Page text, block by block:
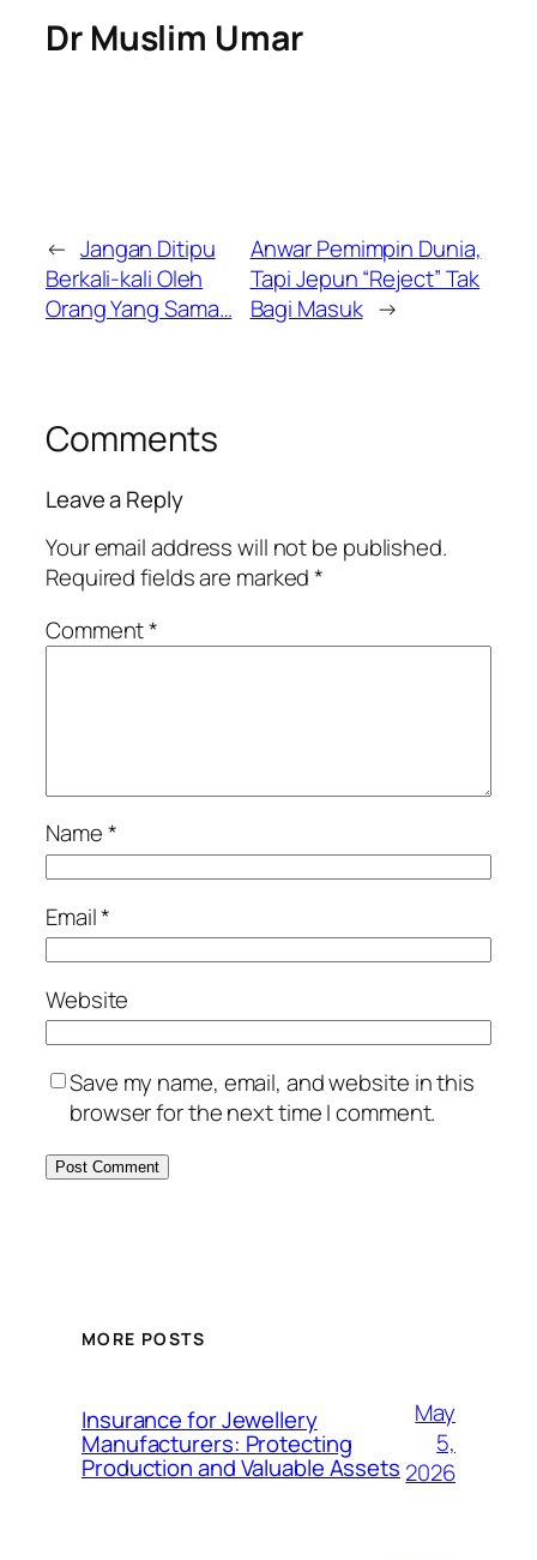
Dr Muslim Umar
← Jangan Ditipu
Berkali-kali Oleh
Orang Yang Sama…
Anwar Pemimpin Dunia,
Tapi Jepun “Reject” Tak
Bagi Masuk →
Comments
Leave a Reply
Your email address will not be published.
Required fields are marked*
Comment*
Name*
Email*
Website
Save my name, email, and website in this
browser for the next time I comment.
MORE POSTS
Insurance for Jewellery
Manufacturers: Protecting
Production and Valuable Assets
May
5,
2026